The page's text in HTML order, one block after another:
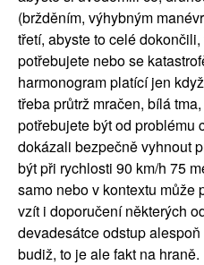
(bržděním, výhybným
třetí, abyste to celé
potřebujete nebo se
harmonogram platící jen
třeba průtrž mračen, bílá
potřebujete být od problému
dokázali bezpečně vyhnout
být při rychlosti 90 km/h 75
samo nebo v kontextu může
vzít i doporučení některých
devadesátce odstup
budiž, to je ale fakt na hraně.